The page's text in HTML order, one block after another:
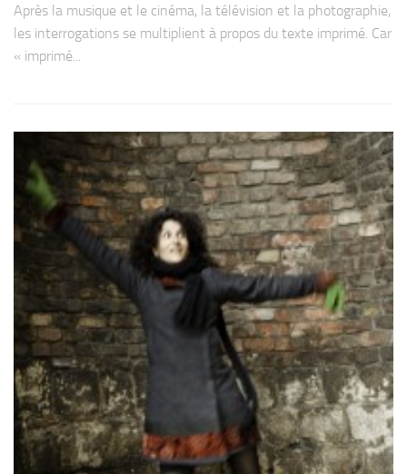
Après la musique et le cinéma, la télé­vi­sion et la pho­to­gra­phie,
les inter­ro­ga­tions se mul­ti­plient à pro­pos du texte imprimé. Car
« imprimé...